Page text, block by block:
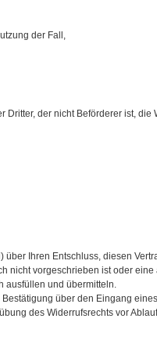
der Fall,
der nicht Beförderer ist, die
Ihren Entschluss, diesen
nicht vorgeschrieben ist oder
ausfüllen und übermitteln.
über den Eingang
des Widerrufsrechts vor